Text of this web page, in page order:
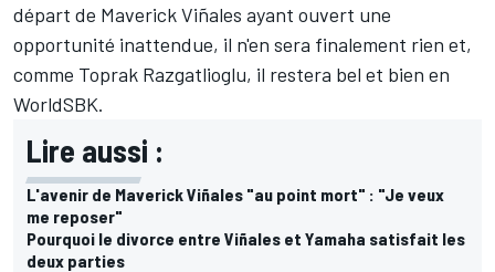
départ de Maverick Viñales ayant ouvert une
opportunité inattendue, il n'en sera finalement rien et,
comme Toprak Razgatlioglu, il restera bel et bien en
WorldSBK.
Lire aussi :
L'avenir de Maverick Viñales "au point mort" : "Je veux
me reposer"
Pourquoi le divorce entre Viñales et Yamaha satisfait les
deux parties